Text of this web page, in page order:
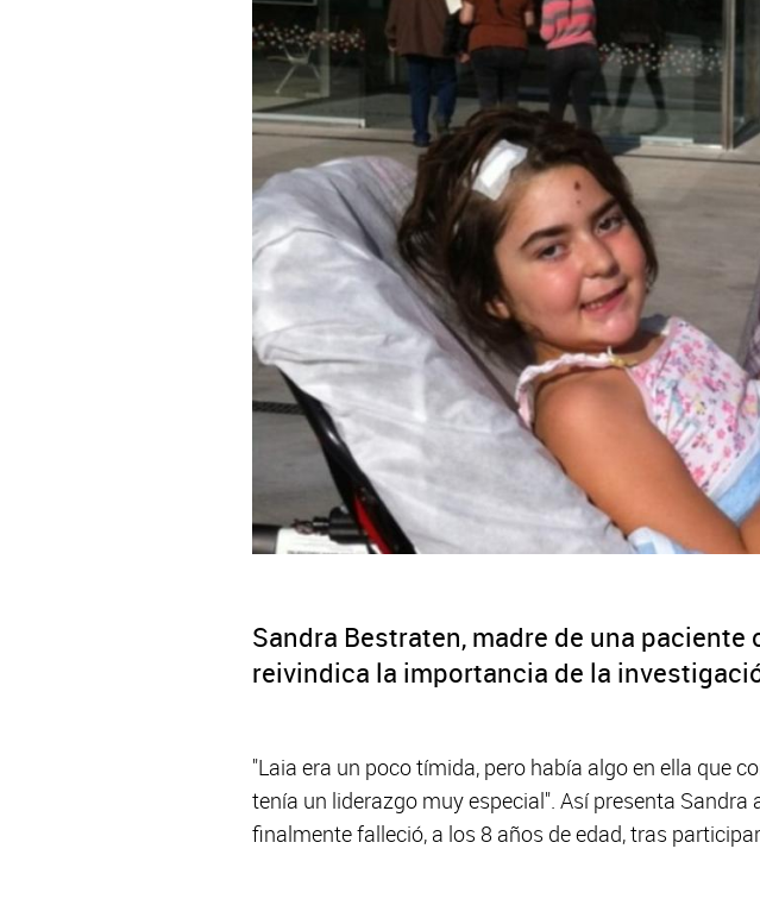
Sandra Bestraten, madre de una
reivindica la importancia de la
"Laia era un poco tímida, pero había algo en ella que
tenía un liderazgo muy especial". Así presenta Sandra
finalmente falleció, a los 8 años de edad, tras